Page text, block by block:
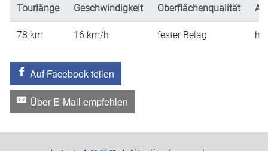
Tourlänge Geschwindigkeit Oberflächenqualität
78 km 16 km/h fester Belag
Auf Facebook teilen
Über E-Mail empfehlen